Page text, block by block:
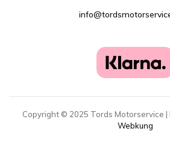
Copyright © 2025 Tords Motorservice
Webkung